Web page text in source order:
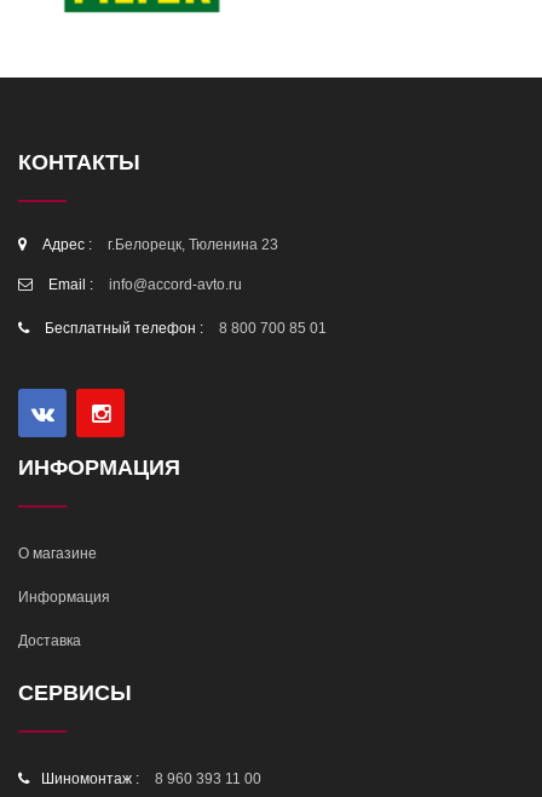
КОНТАКТЫ
Адрес : г.Белорецк, Тюленина 23
Email : info@accord-avto.ru
Бесплатный телефон : 8 800 700 85 01
ИНФОРМАЦИЯ
О магазине
Информация
Доставка
СЕРВИСЫ
Шиномонтаж : 8 960 393 11 00